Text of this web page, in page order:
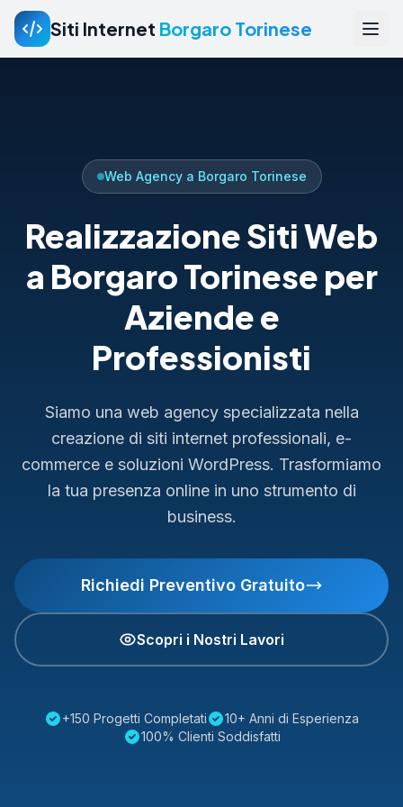
Siti Internet Borgaro Torinese
Web Agency a Borgaro Torinese
Realizzazione Siti Web
a Borgaro Torinese per
Aziende e
Professionisti
Siamo una web agency specializzata nella
creazione di siti internet professionali, e-
commerce e soluzioni WordPress. Trasformiamo
la tua presenza online in uno strumento di
business.
Richiedi Preventivo Gratuito
Scopri i Nostri Lavori
+150 Progetti Completati
10+ Anni di Esperienza
100% Clienti Soddisfatti